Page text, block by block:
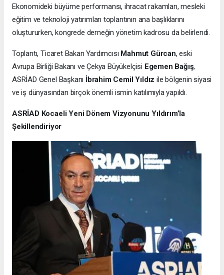
Ekonomideki büyüme performansı, ihracat rakamları, mesleki
eğitim ve teknoloji yatırımları toplantının ana başlıklarını
oluştururken, kongrede derneğin yönetim kadrosu da belirlendi.
Toplantı, Ticaret Bakan Yardımcısı Mahmut Gürcan, eski
Avrupa Birliği Bakanı ve Çekya Büyükelçisi Egemen Bağış,
ASRİAD Genel Başkanı İbrahim Cemil Yıldız ile bölgenin siyasi
ve iş dünyasından birçok önemli ismin katılımıyla yapıldı.
ASRİAD Kocaeli Yeni Dönem Vizyonunu Yıldırım’la
Şekillendiriyor